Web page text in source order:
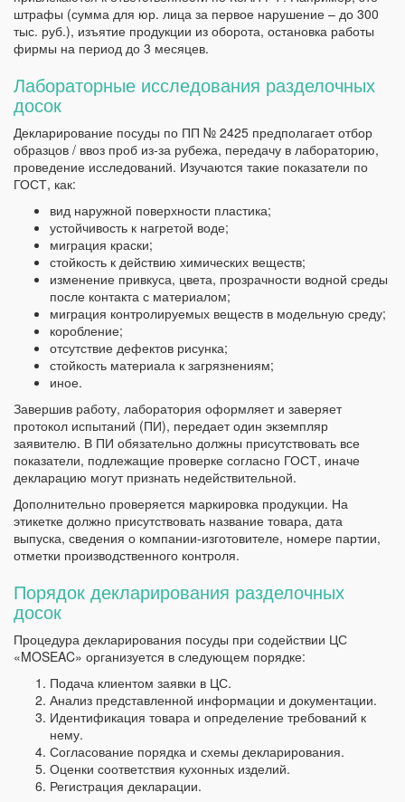
штрафы (сумма для юр. лица за первое нарушение – до 300
тыс. руб.), изъятие продукции из оборота, остановка работы
фирмы на период до 3 месяцев.
Лабораторные исследования разделочных
досок
Декларирование посуды по ПП № 2425 предполагает отбор
образцов / ввоз проб из-за рубежа, передачу в лабораторию,
проведение исследований. Изучаются такие показатели по
ГОСТ, как:
вид наружной поверхности пластика;
устойчивость к нагретой воде;
миграция краски;
стойкость к действию химических веществ;
изменение привкуса, цвета, прозрачности водной среды
после контакта с материалом;
миграция контролируемых веществ в модельную среду;
коробление;
отсутствие дефектов рисунка;
стойкость материала к загрязнениям;
иное.
Завершив работу, лаборатория оформляет и заверяет
протокол испытаний (ПИ), передает один экземпляр
заявителю. В ПИ обязательно должны присутствовать все
показатели, подлежащие проверке согласно ГОСТ, иначе
декларацию могут признать недействительной.
Дополнительно проверяется маркировка продукции. На
этикетке должно присутствовать название товара, дата
выпуска, сведения о компании-изготовителе, номере партии,
отметки производственного контроля.
Порядок декларирования разделочных
досок
Процедура декларирования посуды при содействии ЦС
«MOSEAC» организуется в следующем порядке:
Подача клиентом заявки в ЦС.
Анализ представленной информации и документации.
Идентификация товара и определение требований к
нему.
Согласование порядка и схемы декларирования.
Оценки соответствия кухонных изделий.
Регистрация декларации.